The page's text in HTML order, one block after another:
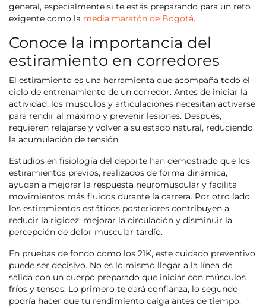
general, especialmente si te estás preparando para un reto
exigente como la media maratón de Bogotá.
Conoce la importancia del
estiramiento en corredores
El estiramiento es una herramienta que acompaña todo el
ciclo de entrenamiento de un corredor. Antes de iniciar la
actividad, los músculos y articulaciones necesitan activarse
para rendir al máximo y prevenir lesiones. Después,
requieren relajarse y volver a su estado natural, reduciendo
la acumulación de tensión.
Estudios en fisiología del deporte han demostrado que los
estiramientos previos, realizados de forma dinámica,
ayudan a mejorar la respuesta neuromuscular y facilita
movimientos más fluidos durante la carrera. Por otro lado,
los estiramientos estáticos posteriores contribuyen a
reducir la rigidez, mejorar la circulación y disminuir la
percepción de dolor muscular tardío.
En pruebas de fondo como los 21K, este cuidado preventivo
puede ser decisivo. No es lo mismo llegar a la línea de
salida con un cuerpo preparado que iniciar con músculos
fríos y tensos. Lo primero te dará confianza, lo segundo
podría hacer que tu rendimiento caiga antes de tiempo.